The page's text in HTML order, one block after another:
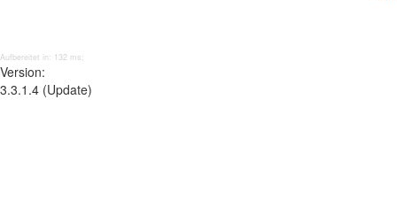
Aufbereitet in: 132 ms;
Version:
3.3.1.4 (Update)